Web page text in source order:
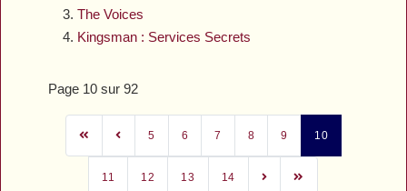
The Voices
Kingsman : Services Secrets
Page 10 sur 92
5 6 7 8 9 10
11 12 13 14